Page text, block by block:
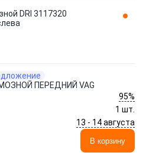
DRI 3117320
ПЕРЕДНИЙ VAG
95%
1 шт.
13 - 14 августа
В корзину